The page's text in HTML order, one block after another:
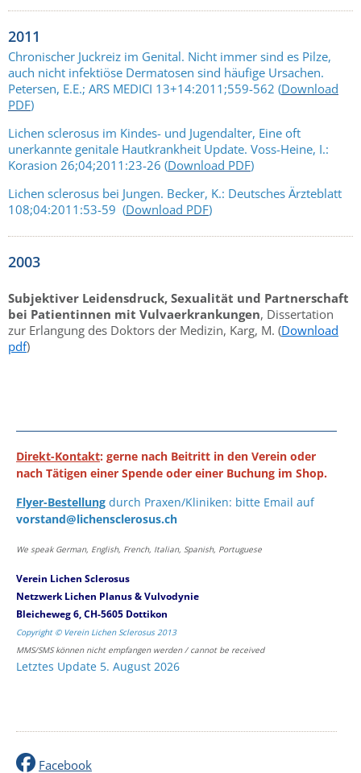
2011
Chronischer Juckreiz im Genital. Nicht immer sind es Pilze,
auch nicht infektiöse Dermatosen sind häufige Ursachen.
Petersen, E.E.; ARS MEDICI 13+14:2011;559-562 (Download
PDF)
Lichen sclerosus im Kindes- und Jugendalter, Eine oft
unerkannte genitale Hautkrankheit Update. Voss-Heine, I.:
Korasion 26;04;2011:23-26 (Download PDF)
Lichen sclerosus bei Jungen. Becker, K.: Deutsches Ärzteblatt
108;04:2011:53-59 (Download PDF)
2003
Subjektiver Leidensdruck, Sexualität und Partnerschaft
bei Patientinnen mit Vulvaerkrankungen, Dissertation
zur Erlangung des Doktors der Medizin, Karg, M. (Download
pdf)
Direkt-Kontakt: gerne nach Beitritt in den Verein oder
nach Tätigen einer Spende oder einer Buchung im Shop.
Flyer-Bestellung durch Praxen/Kliniken: bitte Email auf
vorstand@lichensclerosus.ch
We speak German, English, French, Italian, Spanish, Portuguese
Verein Lichen Sclerosus
Netzwerk Lichen Planus & Vulvodynie
Bleicheweg 6, CH-5605 Dottikon
Copyright © Verein Lichen Sclerosus 2013
MMS/SMS können nicht empfangen werden / cannot be received
Letztes Update 5. August 2026
Facebook